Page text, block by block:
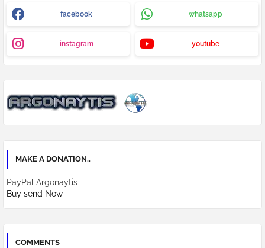
facebook whatsapp
instagram youtube
MAKE A DONATION..
PayPal Argonaytis
Buy send Now
COMMENTS